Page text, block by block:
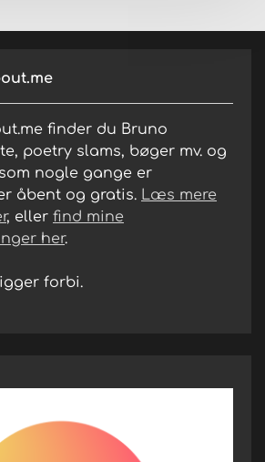
finder du Bruno
poetry slams, bøger mv. og
nogle gange er
åbent og gratis. Læs mere
, eller find mine
her.
forbi.